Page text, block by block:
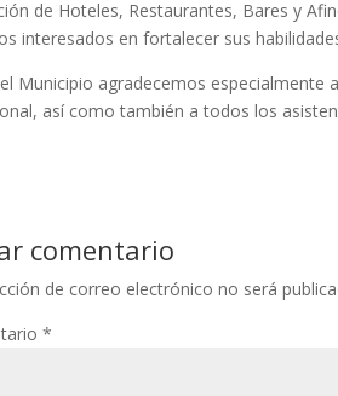
de Hoteles, Restaurantes, Bares y
interesados en fortalecer sus
Municipio agradecemos
así como también a todos los
comentario
de correo electrónico no será
*